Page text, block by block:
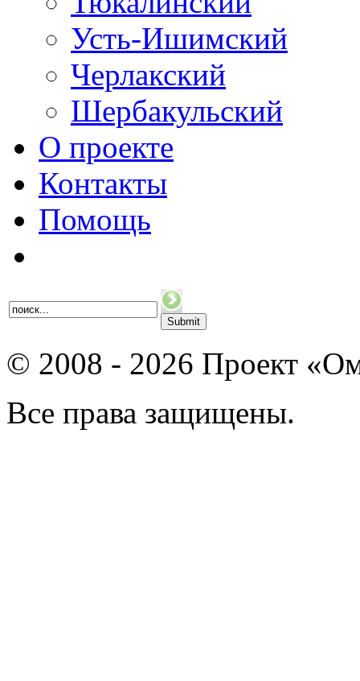
Усть-Ишимский
Черлакский
Шербакульский
О проекте
Контакты
Помощь
© 2008 - 2026 Проект
Все права защищены.